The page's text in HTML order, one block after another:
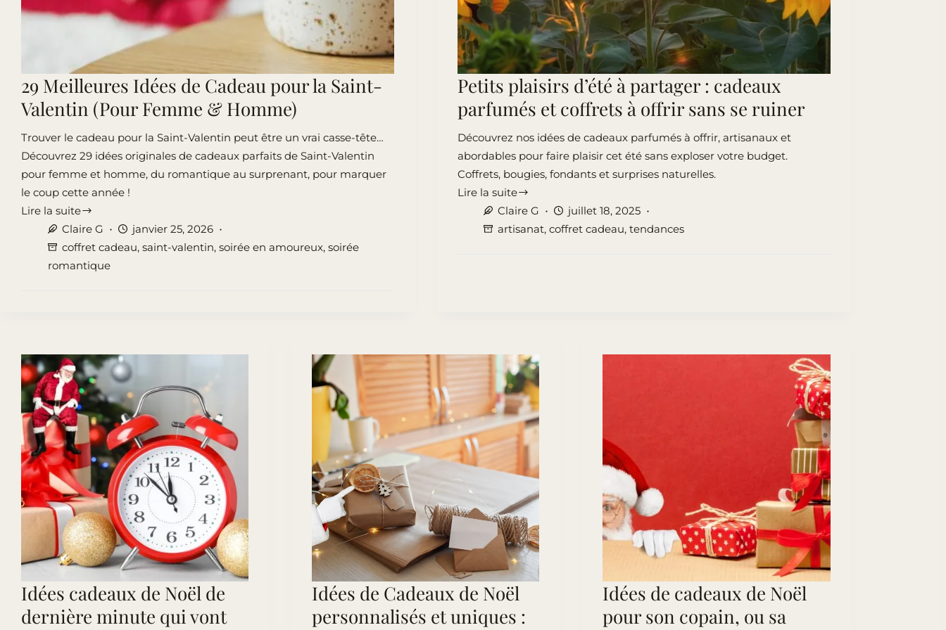
29 Meilleures Idées de Cadeau pour la Saint-
Valentin (Pour Femme & Homme)
Trouver le cadeau pour la Saint-Valentin peut être un vrai casse-tête…
Découvrez 29 idées originales de cadeaux parfaits de Saint-Valentin
pour femme et homme, du romantique au surprenant, pour marquer
le coup cette année !
Lire la suite
29
Meilleures
Valentin
(Pour
Femme
&
Homme)
Claire G
janvier 25, 2026
coffret cadeau, saint-valentin, soirée en amoureux, soirée
romantique
Petits plaisirs d’été à partager : cadeaux
parfumés et coffrets à offrir sans se ruiner
Découvrez nos idées de cadeaux parfumés à offrir, artisanaux et
abordables pour faire plaisir cet été sans exploser votre budget.
Coffrets, bougies, fondants et surprises naturelles.
Lire la suite
Petits
plaisirs
coffrets
à
offrir
sans
se
ruiner
Claire G
juillet 18, 2025
artisanat,coffret cadeau,tendances
Idées cadeaux de Noël de
dernière minute qui vont
Idées de Cadeaux de Noël
personnalisés et uniques :
Idées de cadeaux de Noël
pour son copain, ou sa